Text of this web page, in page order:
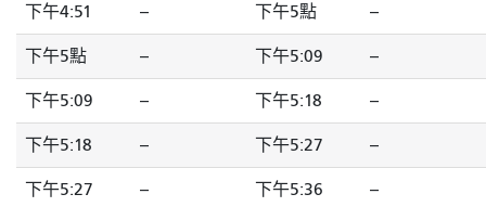
下午4:51 -- 下午5點 --
下午5點 -- 下午5:09 --
下午5:09 -- 下午5:18 --
下午5:18 -- 下午5:27 --
下午5:27 -- 下午5:36 --